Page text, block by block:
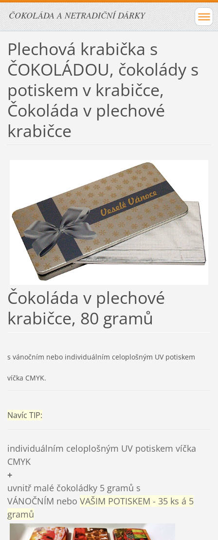
ČOKOLÁDA A NETRADIČNÍ DÁRKY
Plechová krabička s
ČOKOLÁDOU, čokolády s
potiskem v krabičce,
Čokoláda v plechové
krabičce
Čokoláda v plechové
krabičce, 80 gramů
s vánočním nebo individuálním celoplošným UV potiskem
víčka CMYK.
Navíc TIP:
individuálním celoplošným UV potiskem víčka
CMYK
+
uvnitř malé čokoládky 5 gramů s
VÁNOČNÍM nebo VAŠIM POTISKEM - 35 ks á 5
gramů